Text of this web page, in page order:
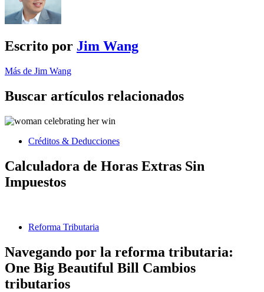
Escrito por Jim Wang
Más de Jim Wang
Buscar artículos relacionados
Créditos & Deducciones
Calculadora de Horas Extras Sin
Impuestos
Reforma Tributaria
Navegando por la reforma tributaria:
One Big Beautiful Bill Cambios
tributarios